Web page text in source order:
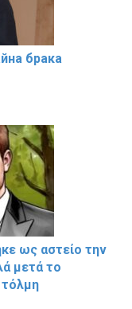
брaка
ως αστείο την
μετά το
τόλμη